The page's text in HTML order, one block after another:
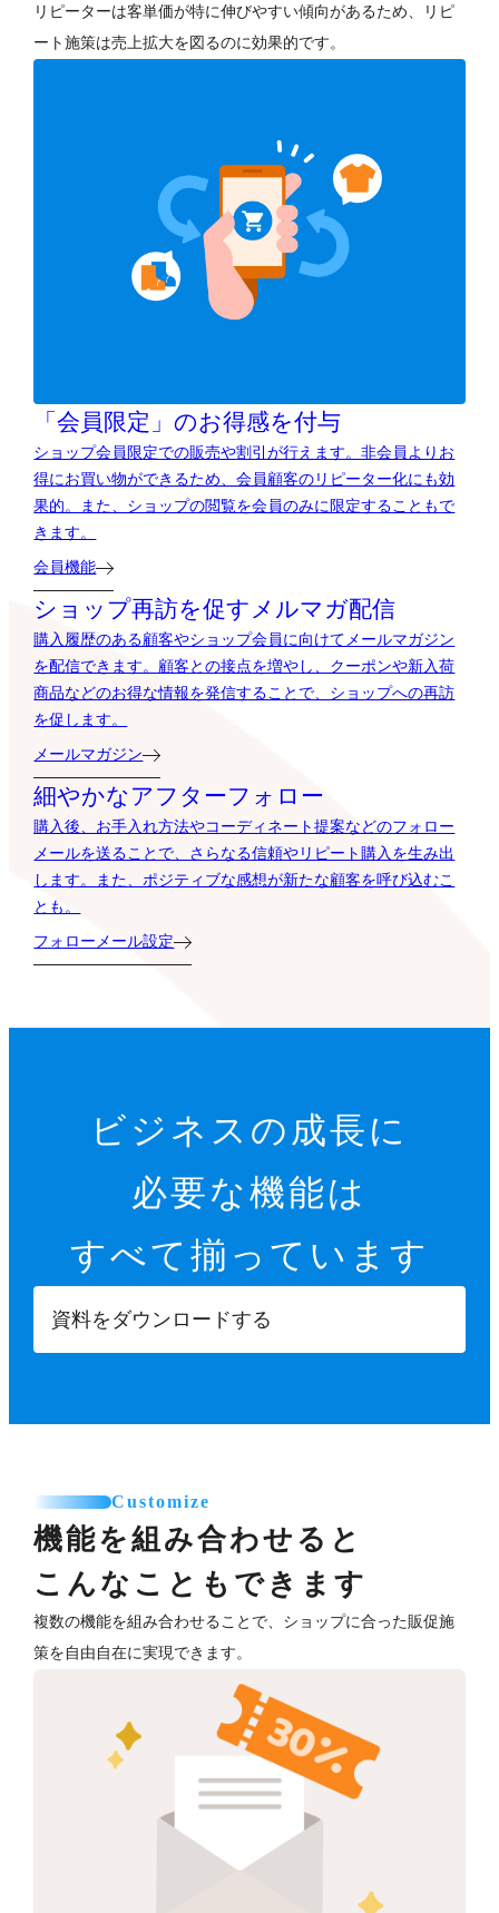
リピーターは客単価が特に伸びやすい傾向があるため、リピ
ート施策は売上拡大を図るのに効果的です。
「会員限定」のお得感を付与
ショップ会員限定での販売や割引が行えます。非会員よりお
得にお買い物ができるため、会員顧客のリピーター化にも効
果的。また、ショップの閲覧を会員のみに限定することもで
きます。
会員機能
ショップ再訪を促すメルマガ配信
購入履歴のある顧客やショップ会員に向けてメールマガジン
を配信できます。顧客との接点を増やし、クーポンや新入荷
商品などのお得な情報を発信することで、ショップへの再訪
を促します。
メールマガジン
細やかなアフターフォロー
購入後、お手入れ方法やコーディネート提案などのフォロー
メールを送ることで、さらなる信頼やリピート購入を生み出
します。また、ポジティブな感想が新たな顧客を呼び込むこ
とも。
フォローメール設定
ビジネスの成長に
必要な機能は
すべて揃っています
資料をダウンロードする
Customize
機能を組み合わせると
こんなこともできます
複数の機能を組み合わせることで、ショップに合った販促施
策を自由自在に実現できます。